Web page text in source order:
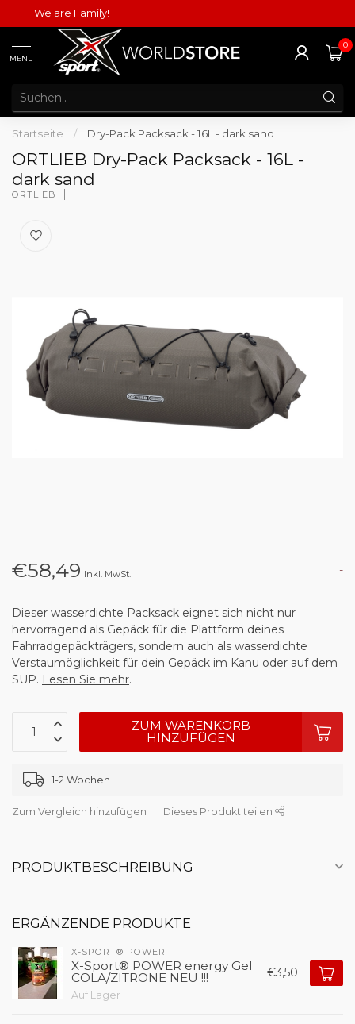
We are Family!
MENU
0
Startseite / Dry-Pack Packsack - 16L - dark sand
ORTLIEB Dry-Pack Packsack - 16L -
dark sand
ORTLIEB
€58,49 Inkl. MwSt. -
Dieser wasserdichte Packsack eignet sich nicht nur
hervorragend als Gepäck für die Plattform deines
Fahrradgepäckträgers, sondern auch als wasserdichte
Verstaumöglichkeit für dein Gepäck im Kanu oder auf dem
SUP. Lesen Sie mehr.
ZUM WARENKORB
HINZUFÜGEN
1-2 Wochen
Zum Vergleich hinzufügen Dieses Produkt teilen
PRODUKTBESCHREIBUNG
ERGÄNZENDE PRODUKTE
X-SPORT® POWER
X-Sport® POWER energy Gel
COLA/ZITRONE NEU !!!
Auf Lager
€3,50